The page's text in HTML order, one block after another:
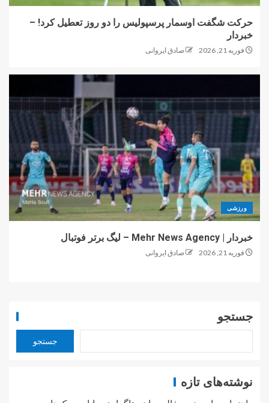
حرکت شگفت اوسمار پرسپولیس را دو روز تعطیل کرد! –
خبردار
فوریه 21, 2026 صادق ایروانی
ورزشی
خبردار | Mehr News Agency – لیگ برتر فوتبال
فوریه 21, 2026 صادق ایروانی
جستجو
جستجو
نوشته‌های تازه